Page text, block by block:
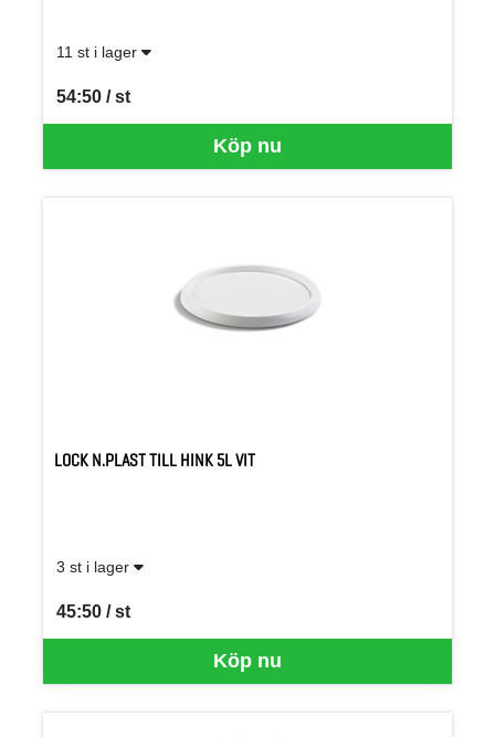
11 st i lager
Köp nu
54:50 / st
SEK per ST
LOCK N.PLAST TILL HINK 5L VIT
3 st i lager
Köp nu
45:50 / st
SEK per ST